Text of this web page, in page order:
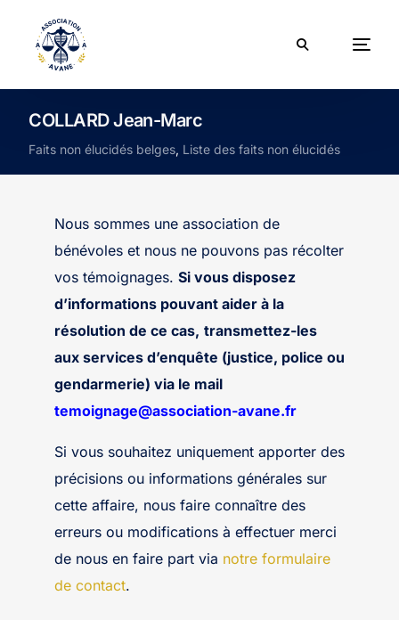
COLLARD Jean-Marc
Faits non élucidés belges, Liste des faits non élucidés
Nous sommes une association de
bénévoles et nous ne pouvons pas récolter
vos témoignages. Si vous disposez
d’informations pouvant aider à la
résolution de ce cas, transmettez-les
aux services d’enquête (justice, police ou
gendarmerie) via le mail
temoignage@association-avane.fr
Si vous souhaitez uniquement apporter des
précisions ou informations générales sur
cette affaire, nous faire connaître des
erreurs ou modifications à effectuer merci
de nous en faire part via notre formulaire
de contact.